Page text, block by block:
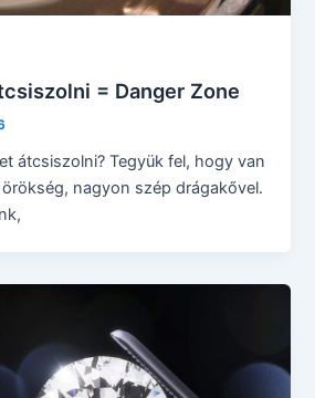
= Danger Zone
átcsiszolni? Tegyük fel, hogy van
nagyon szép drágakővel.